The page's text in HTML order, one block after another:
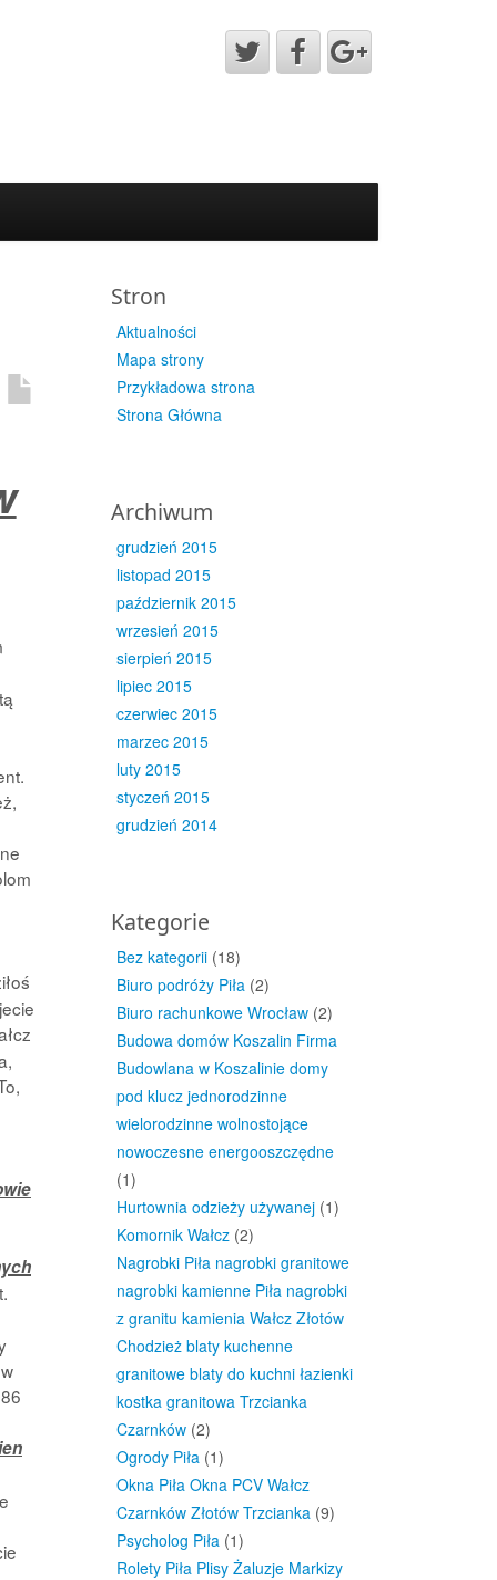
Stron
Aktualności
Mapa strony
Przykładowa strona
Strona Główna
Archiwum
grudzień 2015
listopad 2015
październik 2015
wrzesień 2015
sierpień 2015
lipiec 2015
czerwiec 2015
marzec 2015
luty 2015
styczeń 2015
grudzień 2014
Kategorie
Bez kategorii (18)
Biuro podróży Piła (2)
Biuro rachunkowe Wrocław (2)
Budowa domów Koszalin Firma
Budowlana w Koszalinie domy
pod klucz jednorodzinne
wielorodzinne wolnostojące
nowoczesne energooszczędne
(1)
Hurtownia odzieży używanej (1)
Komornik Wałcz (2)
Nagrobki Piła nagrobki granitowe
nagrobki kamienne Piła nagrobki
z granitu kamienia Wałcz Złotów
Chodzież blaty kuchenne
granitowe blaty do kuchni łazienki
kostka granitowa Trzcianka
Czarnków (2)
Ogrody Piła (1)
Okna Piła Okna PCV Wałcz
Czarnków Złotów Trzcianka (9)
Psycholog Piła (1)
Rolety Piła Plisy Żaluzje Markizy